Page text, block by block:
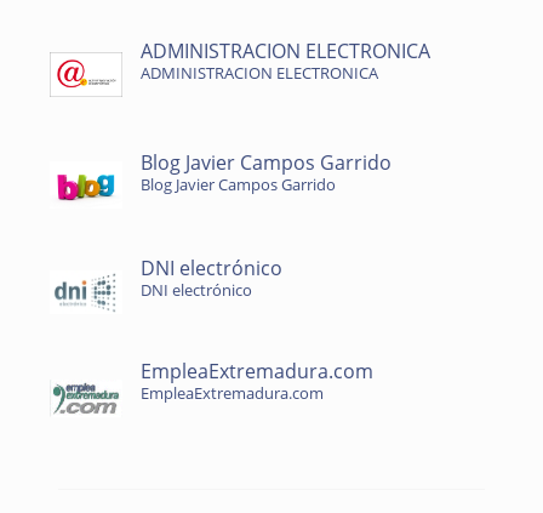
ADMINISTRACION ELECTRONICA
ADMINISTRACION ELECTRONICA
Blog Javier Campos Garrido
Blog Javier Campos Garrido
DNI electrónico
DNI electrónico
EmpleaExtremadura.com
EmpleaExtremadura.com